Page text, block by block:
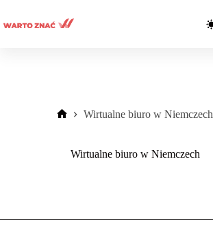
treści
Wirtualne biuro w Niemczech
Wirtualne biuro w Niemczech